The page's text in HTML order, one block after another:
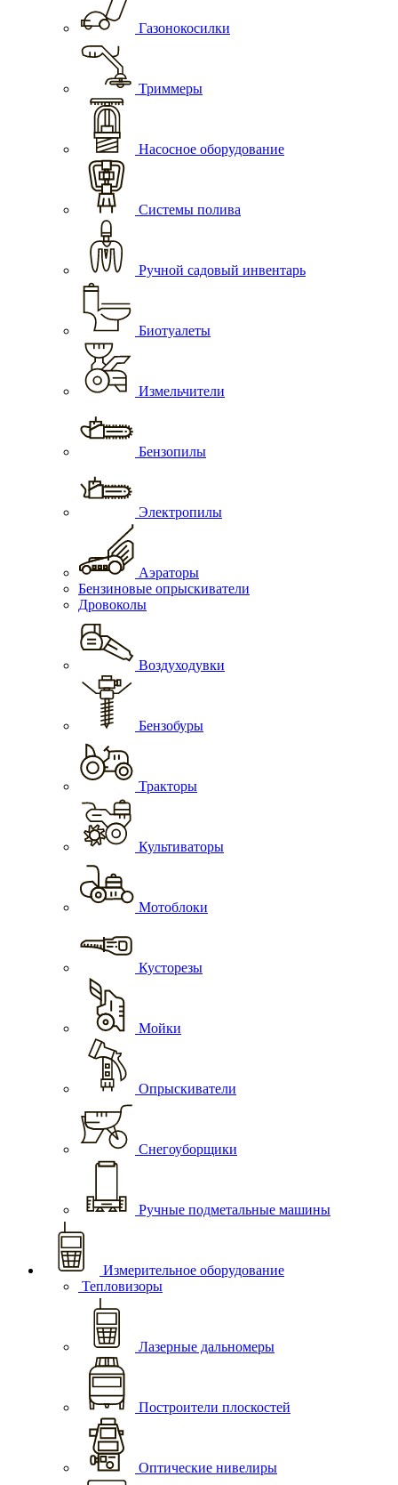
Газонокосилки
Триммеры
Насосное оборудование
Системы полива
Ручной садовый инвентарь
Биотуалеты
Измельчители
Бензопилы
Электропилы
Аэраторы
Бензиновые опрыскиватели
Дровоколы
Воздуходувки
Бензобуры
Тракторы
Культиваторы
Мотоблоки
Кусторезы
Мойки
Опрыскиватели
Снегоуборщики
Ручные подметальные машины
Измерительное оборудование
Тепловизоры
Лазерные дальномеры
Построители плоскостей
Оптические нивелиры